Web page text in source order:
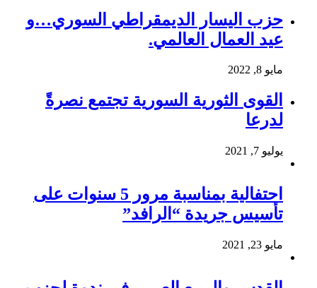
حزب اليسار الديمقراطي السوري…و
عيد العمال العالمي.
مايو 8, 2022
القوى الثورية السورية تجتمع نصرةً
لدرعا
يوليو 7, 2021
احتفالية بمناسبة مرور 5 سنوات على
تأسيس جريدة “الرافد”
مايو 23, 2021